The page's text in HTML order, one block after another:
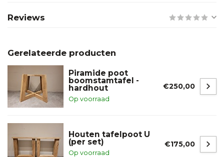
Reviews
Gerelateerde producten
Piramide poot
boomstamtafel -
hardhout
Op voorraad
€250,00
Houten tafelpoot U
(per set)
Op voorraad
€175,00